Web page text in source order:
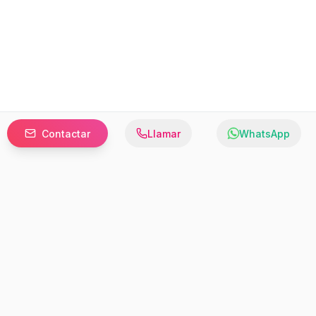
Contactar Llamar WhatsApp